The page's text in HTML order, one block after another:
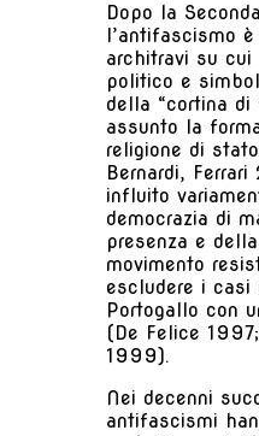
Dopo la
l’antifascismo
architravi su cui
politico e
della “cortina di
assunto la
religione di
Bernardi,
influito
democrazia di
presenza e
movimento
escludere i casi
Portogallo con
(De Felice
1999).
Nei decenni
antifascismi